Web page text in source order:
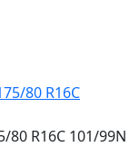
R16C 101/99N